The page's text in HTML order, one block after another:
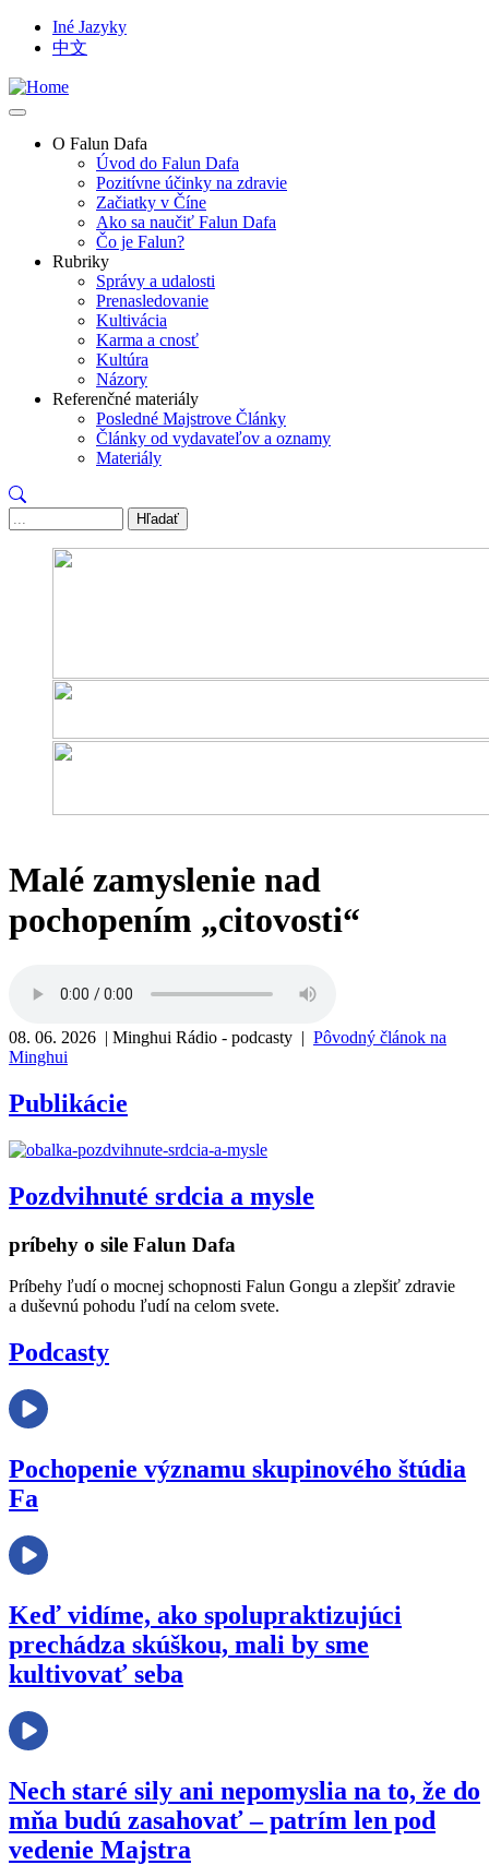
Skip
content
Links
Iné Jazyky
中文
O Falun Dafa
Úvod do Falun Dafa
Pozitívne účinky na zdravie
Začiatky v Číne
Ako sa naučiť Falun Dafa
Čo je Falun?
Rubriky
Správy a udalosti
Prenasledovanie
Kultivácia
Karma a cnosť
Kultúra
Názory
Referenčné materiály
Posledné Majstrove Články
Články od vydavateľov a oznamy
Materiály
Hľadať
Malé zamyslenie nad
pochopením „citovosti“
08. 06. 2026 | Minghui Rádio - podcasty | Pôvodný článok na
Minghui
Publikácie
Pozdvihnuté srdcia a mysle
príbehy o sile Falun Dafa
Príbehy ľudí o mocnej schopnosti Falun Gongu a zlepšiť zdravie
a duševnú pohodu ľudí na celom svete.
Podcasty
Pochopenie významu skupinového štúdia
Fa
Keď vidíme, ako spolupraktizujúci
prechádza skúškou, mali by sme
kultivovať seba
Nech staré sily ani nepomyslia na to, že do
mňa budú zasahovať – patrím len pod
vedenie Majstra